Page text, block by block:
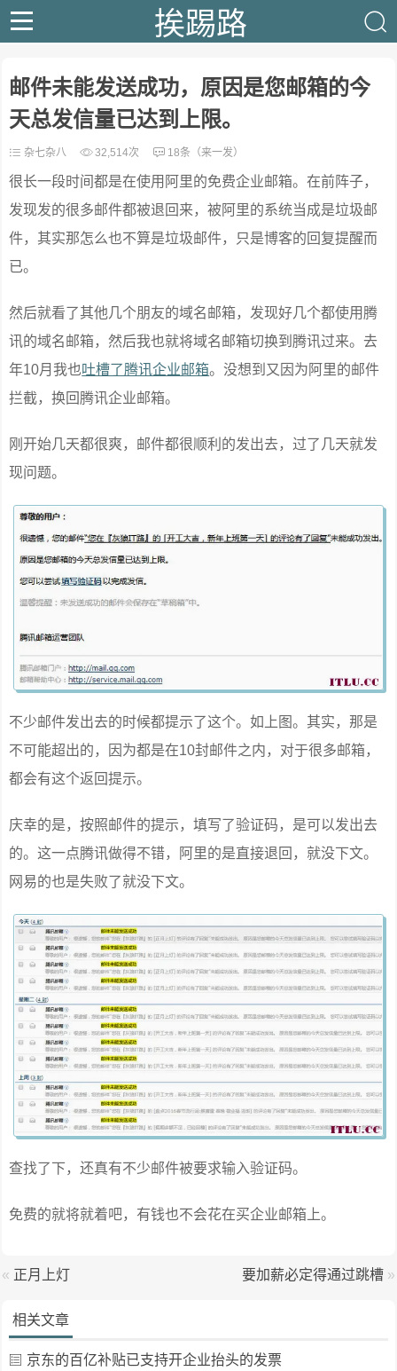
挨踢路
邮件未能发送成功，原因是您邮箱的今
天总发信量已达到上限。
杂七杂八 32,514次 18条（来一发）
很长一段时间都是在使用阿里的免费企业邮箱。在前阵子，
发现发的很多邮件都被退回来，被阿里的系统当成是垃圾邮
件，其实那怎么也不算是垃圾邮件，只是博客的回复提醒而
已。
然后就看了其他几个朋友的域名邮箱，发现好几个都使用腾
讯的域名邮箱，然后我也就将域名邮箱切换到腾讯过来。去
年10月我也吐槽了腾讯企业邮箱。没想到又因为阿里的邮件
拦截，换回腾讯企业邮箱。
刚开始几天都很爽，邮件都很顺利的发出去，过了几天就发
现问题。
不少邮件发出去的时候都提示了这个。如上图。其实，那是
不可能超出的，因为都是在10封邮件之内，对于很多邮箱，
都会有这个返回提示。
庆幸的是，按照邮件的提示，填写了验证码，是可以发出去
的。这一点腾讯做得不错，阿里的是直接退回，就没下文。
网易的也是失败了就没下文。
查找了下，还真有不少邮件被要求输入验证码。
免费的就将就着吧，有钱也不会花在买企业邮箱上。
« 正月上灯 要加薪必定得通过跳槽 »
相关文章
京东的百亿补贴已支持开企业抬头的发票